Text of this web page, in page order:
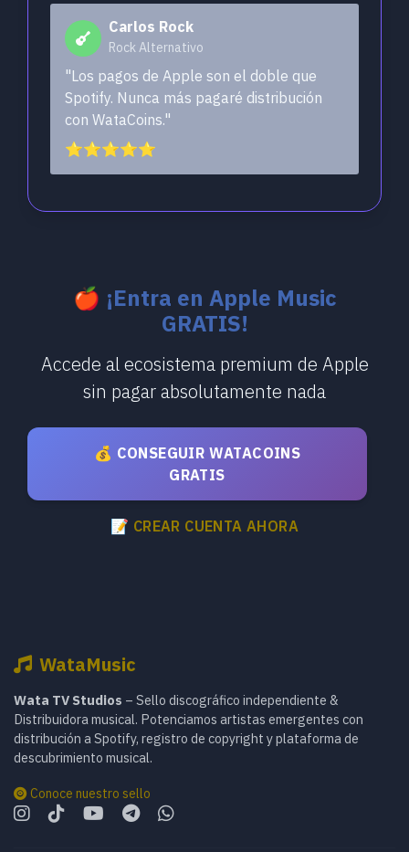
Carlos Rock
Rock Alternativo
"Los pagos de Apple son el doble que
Spotify. Nunca más pagaré distribución
con WataCoins."
⭐⭐⭐⭐⭐
🍎 ¡Entra en Apple Music
GRATIS!
Accede al ecosistema premium de Apple
sin pagar absolutamente nada
💰 CONSEGUIR WATACOINS
GRATIS
📝 CREAR CUENTA AHORA
WataMusic
Wata TV Studios – Sello discográfico independiente &
Distribuidora musical. Potenciamos artistas emergentes con
distribución a Spotify, registro de copyright y plataforma de
descubrimiento musical.
Conoce nuestro sello